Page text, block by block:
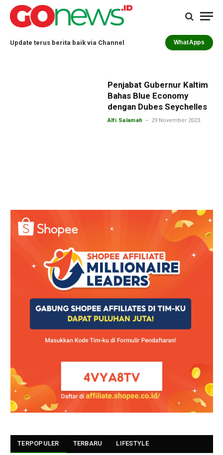
Update terus berita baik via Channel WhatApps
Penjabat Gubernur Kaltim
Bahas Blue Economy
dengan Dubes Seychelles
Alfi Salamah 29 November 2023
TERPOPULER TERBARU LIFESTYLE